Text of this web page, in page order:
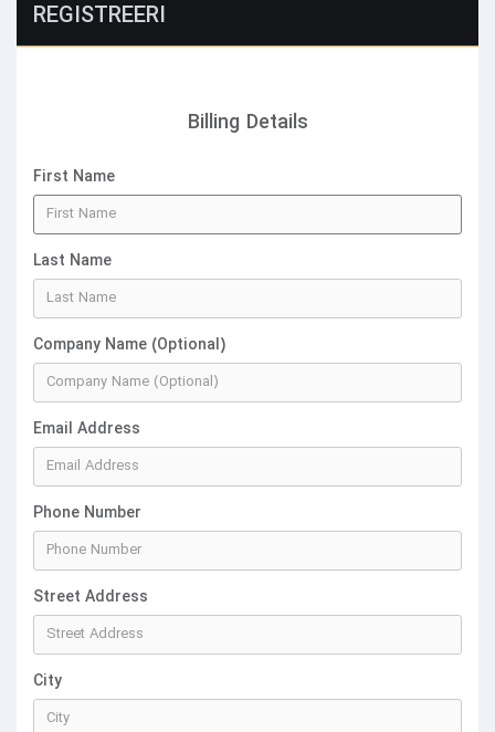
REGISTREERI
Billing Details
First Name
Last Name
Company Name (Optional)
Email Address
Phone Number
Street Address
City